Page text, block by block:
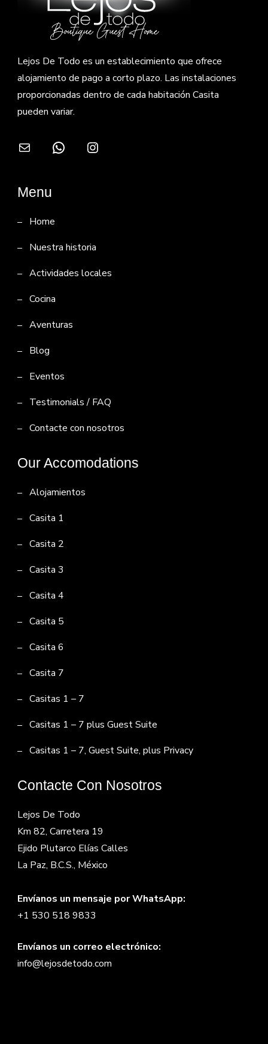
Lejos De Todo es un establecimiento que ofrece
alojamiento de pago a corto plazo. Las instalaciones
proporcionadas dentro de cada habitación Casita
pueden variar.
Correo electrónico
WhatsAppInstagram
Menu
Home
Nuestra historia
Actividades locales
Cocina
Aventuras
Blog
Eventos
Testimonials / FAQ
Contacte con nosotros
Our Accomodations
Alojamientos
Casita 1
Casita 2
Casita 3
Casita 4
Casita 5
Casita 6
Casita 7
Casitas 1 – 7
Casitas 1 – 7 plus Guest Suite
Casitas 1 – 7, Guest Suite, plus Privacy
Contacte Con Nosotros
Lejos De Todo
Km 82, Carretera 19
Ejido Plutarco Elías Calles
La Paz, B.C.S., México
Envíanos un mensaje por WhatsApp:
+1 530 518 9833
Envíanos un correo electrónico:
info@lejosdetodo.com